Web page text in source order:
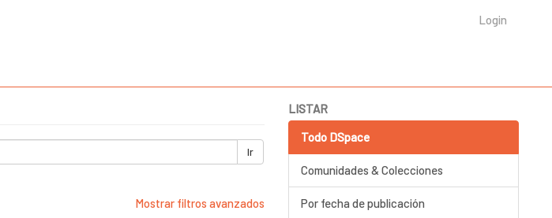
Login
Ir
Mostrar filtros avanzados
LISTAR
Todo DSpace
Comunidades & Colecciones
Por fecha de publicación